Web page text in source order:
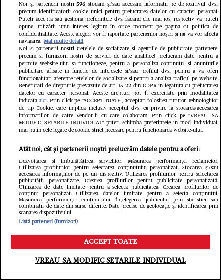
Citește în continuare
Meniu Caută
Noi și partenerii noștri 596stocăm și/sau accesăm informații pe dispozitivul dvs.,
precum identificatorii cookie unici pentru prelucrarea datelor cu caracter personal.
Puteți accepta sau gestiona preferințele dvs. făcând clic mai jos, respectiv vă puteți
opune utilizării unui interes legitim în orice moment pe pagina cu politica de
confidențialitate. Aceste alegeri vor fi raportate partenerilor noștri și nu vă vor afecta
navigarea. Mai multe detalii
Noi si partenerii nostri (retelele de socializare si agentiile de publicitate partenere,
precum si furnizorii nostri de servicii de date analitice) prelucram date pentru a
permite website-ului sa functioneze, pentru a personaliza continutul si anunturile
publicitare afisate in functie de interesele si/sau profilul dvs., pentru a va oferi
functionalitati aferente retelelor de socializare si pentru a analiza traficul pe website.
Beneficiati de drepturile prevazute de art. 15-22 din GDPR in legatura cu prelucrarea
datelor cu caracter personal. Aceste drepturi pot fi exercitate prin modalitatea
indicataaici. Prin click pe “ACCEPT TOATE”, acceptati folosirea tuturor Tehnologiilor
de tip Cookie, care implica inclusiv acceptul dvs. cu privire la stocarea/accesarea
informatiilor de catre Vendor-ii cu care colaboram. Prin click pe “VREAU SA
MODIFIC SETARILE INDIVIDUAL” puteti schimba preferintele in mod individual,
mai putin cele legate de cookie strict necesare pentru functionarea website-ului.
Atât noi, cât și partenerii noștri prelucrăm datele pentru a oferi:
Dezvoltarea și îmbunătățirea serviciilor. Măsurarea performanței reclamelor.
Utilizarea profilurilor pentru selectarea conținutului personalizat. Stocarea și/sau
accesarea informațiilor de pe un dispozitiv. Utilizarea profilurilor pentru selectarea
publicității personalizate. Crearea profilurilor pentru publicitate personalizată.
Utilizarea de date limitate pentru a selecta publicitatea. Crearea profilurilor de
conținut personalizat. Utilizarea datelor limitate pentru a selecta conținutul.
Măsurarea performanței conținutului. Înțelegerea publicului prin statistici sau
combinații de date din surse diferite. Date precise de geolocație și identificarea prin
scanarea dispozitivului.
Listă parteneri (furnizori)
ACCEPT TOATE
VREAU SA MODIFIC SETARILE INDIVIDUAL